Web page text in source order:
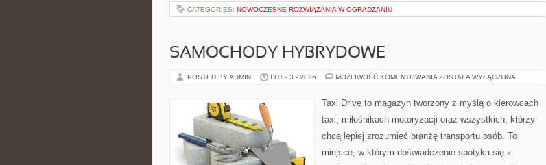
CATEGORIES: NOWOCZESNE ROZWIĄZANIA W OGRADZANIU
SAMOCHODY HYBRYDOWE
POSTED BY ADMIN LUT - 3 - 2026 MOŻLIWOŚĆ KOMENTOWANIA SAMOCHODY
ZOSTAŁA WYŁĄCZONA
Taxi Drive to magazyn tworzony z myślą o kierowcach
taxi, miłośnikach motoryzacji oraz wszystkich, którzy
chcą lepiej zrozumieć branżę transportu osób. To
miejsce, w którym doświadczenie spotyka się z